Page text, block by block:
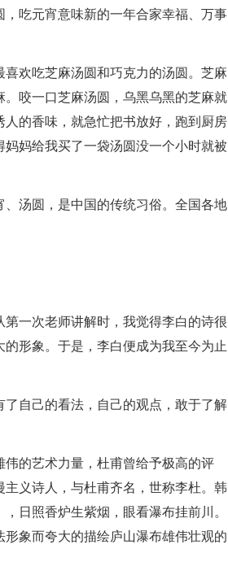
吃元宵意味新的一年合家幸福、万事
欢吃芝麻汤圆和巧克力的汤圆。芝麻
咬一口芝麻汤圆，乌黑乌黑的芝麻就
的香味，就急忙把书放好，跑到厨房
妈给我买了一袋汤圆没一个小时就被
汤圆，是中国的传统习俗。全国各地
一次老师讲解时，我觉得李白的诗很
形象。于是，李白便成为我至今为止
自己的看法，自己的观点，敢于了解
的艺术力量，杜甫曾给予极高的评
义诗人，与杜甫齐名，世称李杜。韩
日照香炉生紫烟，眼看瀑布挂前川。
象而夸大的描绘庐山瀑布雄伟壮观的